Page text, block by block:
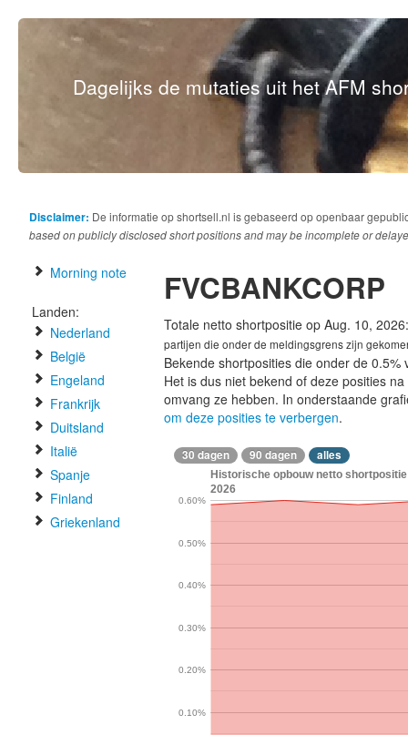
Dagelijks de mutaties uit het AFM
Disclaimer: De informatie op shortsell.nl is gebaseerd op openbaar
based on publicly disclosed short positions and may be incomplete or
Morning note
Landen:
Nederland
België
Engeland
Frankrijk
Duitsland
Italië
Spanje
Finland
Griekenland
FVCBANKCORP
Totale netto shortpositie op Aug. 10,
partijen die onder de meldingsgrens zijn
Bekende shortposities die onder de
Het is dus niet bekend of deze posities
omvang ze hebben. In onderstaande
om deze posities te verbergen.
30 dagen 90 dagen alles
Historische opbouw netto
2026
0.10%
0.20%
0.30%
0.40%
0.50%
0.60%